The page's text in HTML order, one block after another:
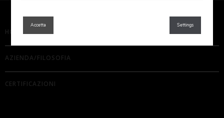
HOME
AZIENDA/FILOSOFIA
CERTIFICAZIONI
Accetta Settings